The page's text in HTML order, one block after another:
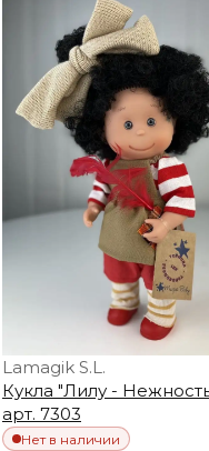
Lamagik S.L.
Кукла "Лилу -
арт. 7303
Нет в наличии